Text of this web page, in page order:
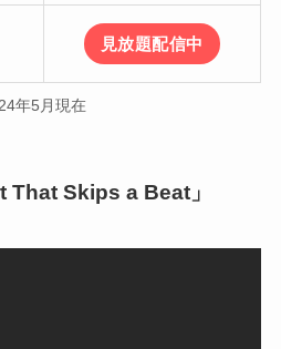
見放題配信中
年5月現在
That Skips a Beat」